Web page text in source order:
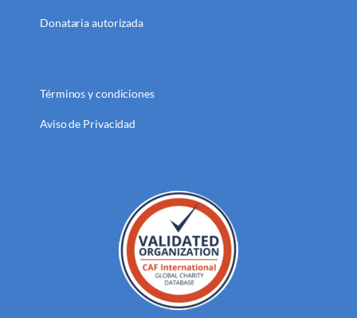
Donataria autorizada
Términos y condiciones
Aviso de Privacidad